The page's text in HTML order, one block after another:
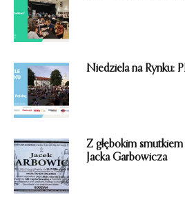
Niedziela na Rynku:
Z głębokim
Jacka Garbowicza